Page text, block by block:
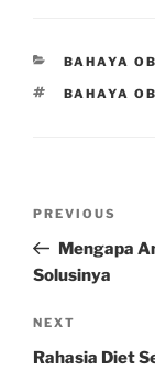
BAHAYA
TAGS
BAHAYA
Previous
Post
PREVIOUS
Mengapa
Solusinya
Next
Post
NEXT
Rahasia Diet